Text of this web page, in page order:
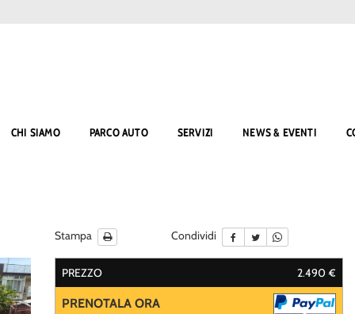
CHI SIAMO PARCO AUTO SERVIZI NEWS & EVENTI
Stampa Condividi
PREZZO 2.490 €
PRENOTALA ORA